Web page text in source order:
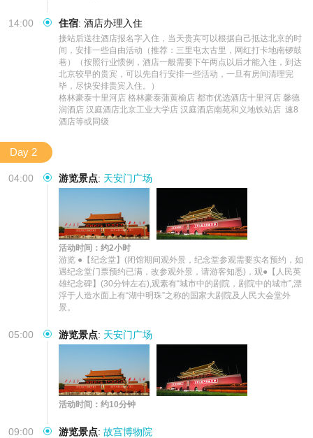
14:00 住宿: 酒店办理入住
接站后送往酒店报名字入住，当天贵宾可以根据自己抵达北京的时
间，安排一些自由活动（推荐：三里屯太古里，网红打卡地南锣鼓
巷）（按照行业惯例，酒店一般需要下午两点以后才能入住，到达
北京较早的贵宾，可以先自行安排一些活动，一旦有房间清理完
毕，尽快安排贵宾入住。）
格林豪泰十里河店 格林豪泰蒲黄榆店 都市优选酒店十里河店 馨德
润酒店 汉庭酒店北京工业大学店 汉庭酒店南苑和义地铁站店  速8
酒店等或同级
Day 2
04:00 游览景点: 天安门广场
活动时间：约2小时
游览 ●【纪念堂】(闭馆期间观外景，纪念堂参观需要实名预约，如
遇纪念堂门票预约已满，改参观外景，请游客知悉)，观●【人民英
雄纪念碑】(30分钟左右),观素有“城市中的剧院，剧院中的城市”,漂
浮于人造水面上有“湖中明珠”之称的国家大剧院及人民大会堂外
景。
05:00 游览景点: 天安门广场
活动时间：约10分钟
09:00 游览景点: 故宫博物院